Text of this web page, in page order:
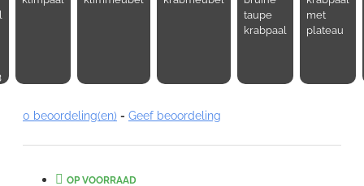
Opmerking:
Note:HTML-code wordt niet vertaald!
taupe
krabpaal
met
plateau
0 beoordeling(en) - Geef beoordeling
OP VOORRAAD